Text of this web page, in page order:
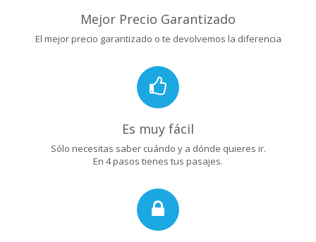
Mejor Precio Garantizado
El mejor precio garantizado o te devolvemos la diferencia
Es muy fácil
Sólo necesitas saber cuándo y a dónde quieres ir.
En 4 pasos tienes tus pasajes.